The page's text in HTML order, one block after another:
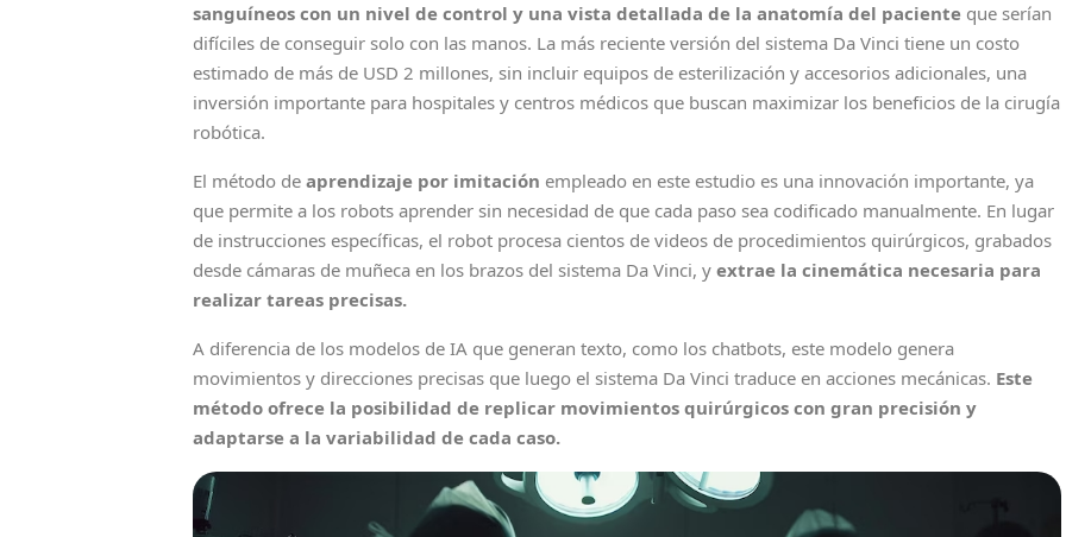
sanguíneos con un nivel de control y una vista detallada de la anatomía del paciente que serían
difíciles de conseguir solo con las manos. La más reciente versión del sistema Da Vinci tiene un costo
estimado de más de USD 2 millones, sin incluir equipos de esterilización y accesorios adicionales, una
inversión importante para hospitales y centros médicos que buscan maximizar los beneficios de la cirugía
robótica.
El método de aprendizaje por imitación empleado en este estudio es una innovación importante, ya
que permite a los robots aprender sin necesidad de que cada paso sea codificado manualmente. En lugar
de instrucciones específicas, el robot procesa cientos de videos de procedimientos quirúrgicos, grabados
desde cámaras de muñeca en los brazos del sistema Da Vinci, y extrae la cinemática necesaria para
realizar tareas precisas.
A diferencia de los modelos de IA que generan texto, como los chatbots, este modelo genera
movimientos y direcciones precisas que luego el sistema Da Vinci traduce en acciones mecánicas. Este
método ofrece la posibilidad de replicar movimientos quirúrgicos con gran precisión y
adaptarse a la variabilidad de cada caso.